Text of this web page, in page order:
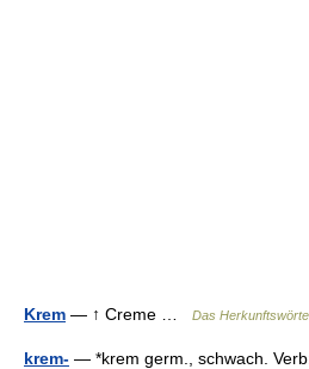
Krem — ↑ Creme … Das
krem- — *krem germ., schwach.